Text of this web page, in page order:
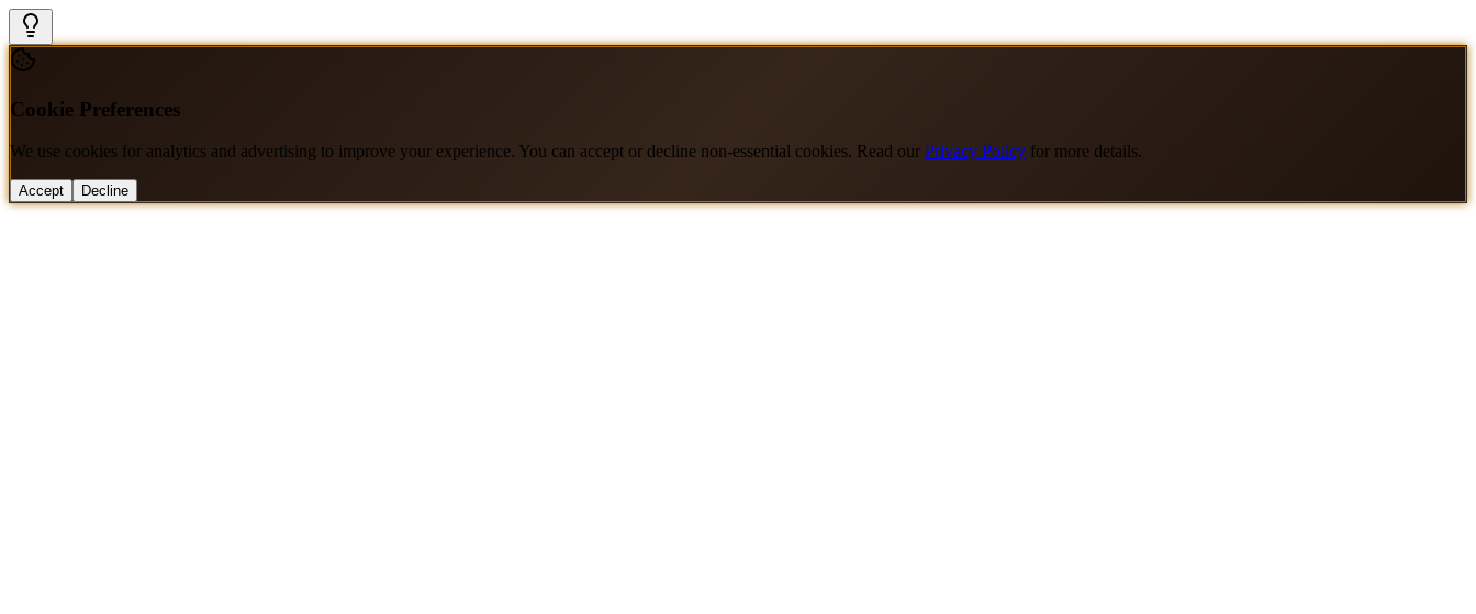
Cookie Preferences
We use cookies for analytics and advertising to improve your experience. You can accept or decline non-essential cookies. Read our Privacy Policy for more details.
Accept Decline